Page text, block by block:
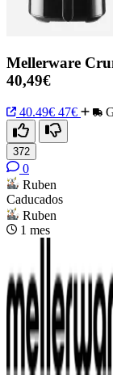
Mellerware
40,49€
40.49€ 47€
372
0
Ruben
Caducados
Ruben
1 mes